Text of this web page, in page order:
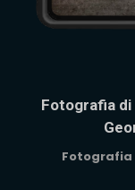
Fotografia di
Fotografia